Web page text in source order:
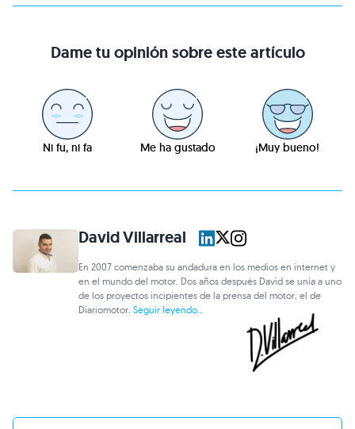
Dame tu opinión sobre este artículo
Ni fu, ni fa Me ha gustado ¡Muy bueno!
David Villarreal
En 2007 comenzaba su andadura en los medios en internet y
en el mundo del motor. Dos años después David se unía a uno
de los proyectos incipientes de la prensa del motor, el de
Diariomotor.Seguir leyendo...